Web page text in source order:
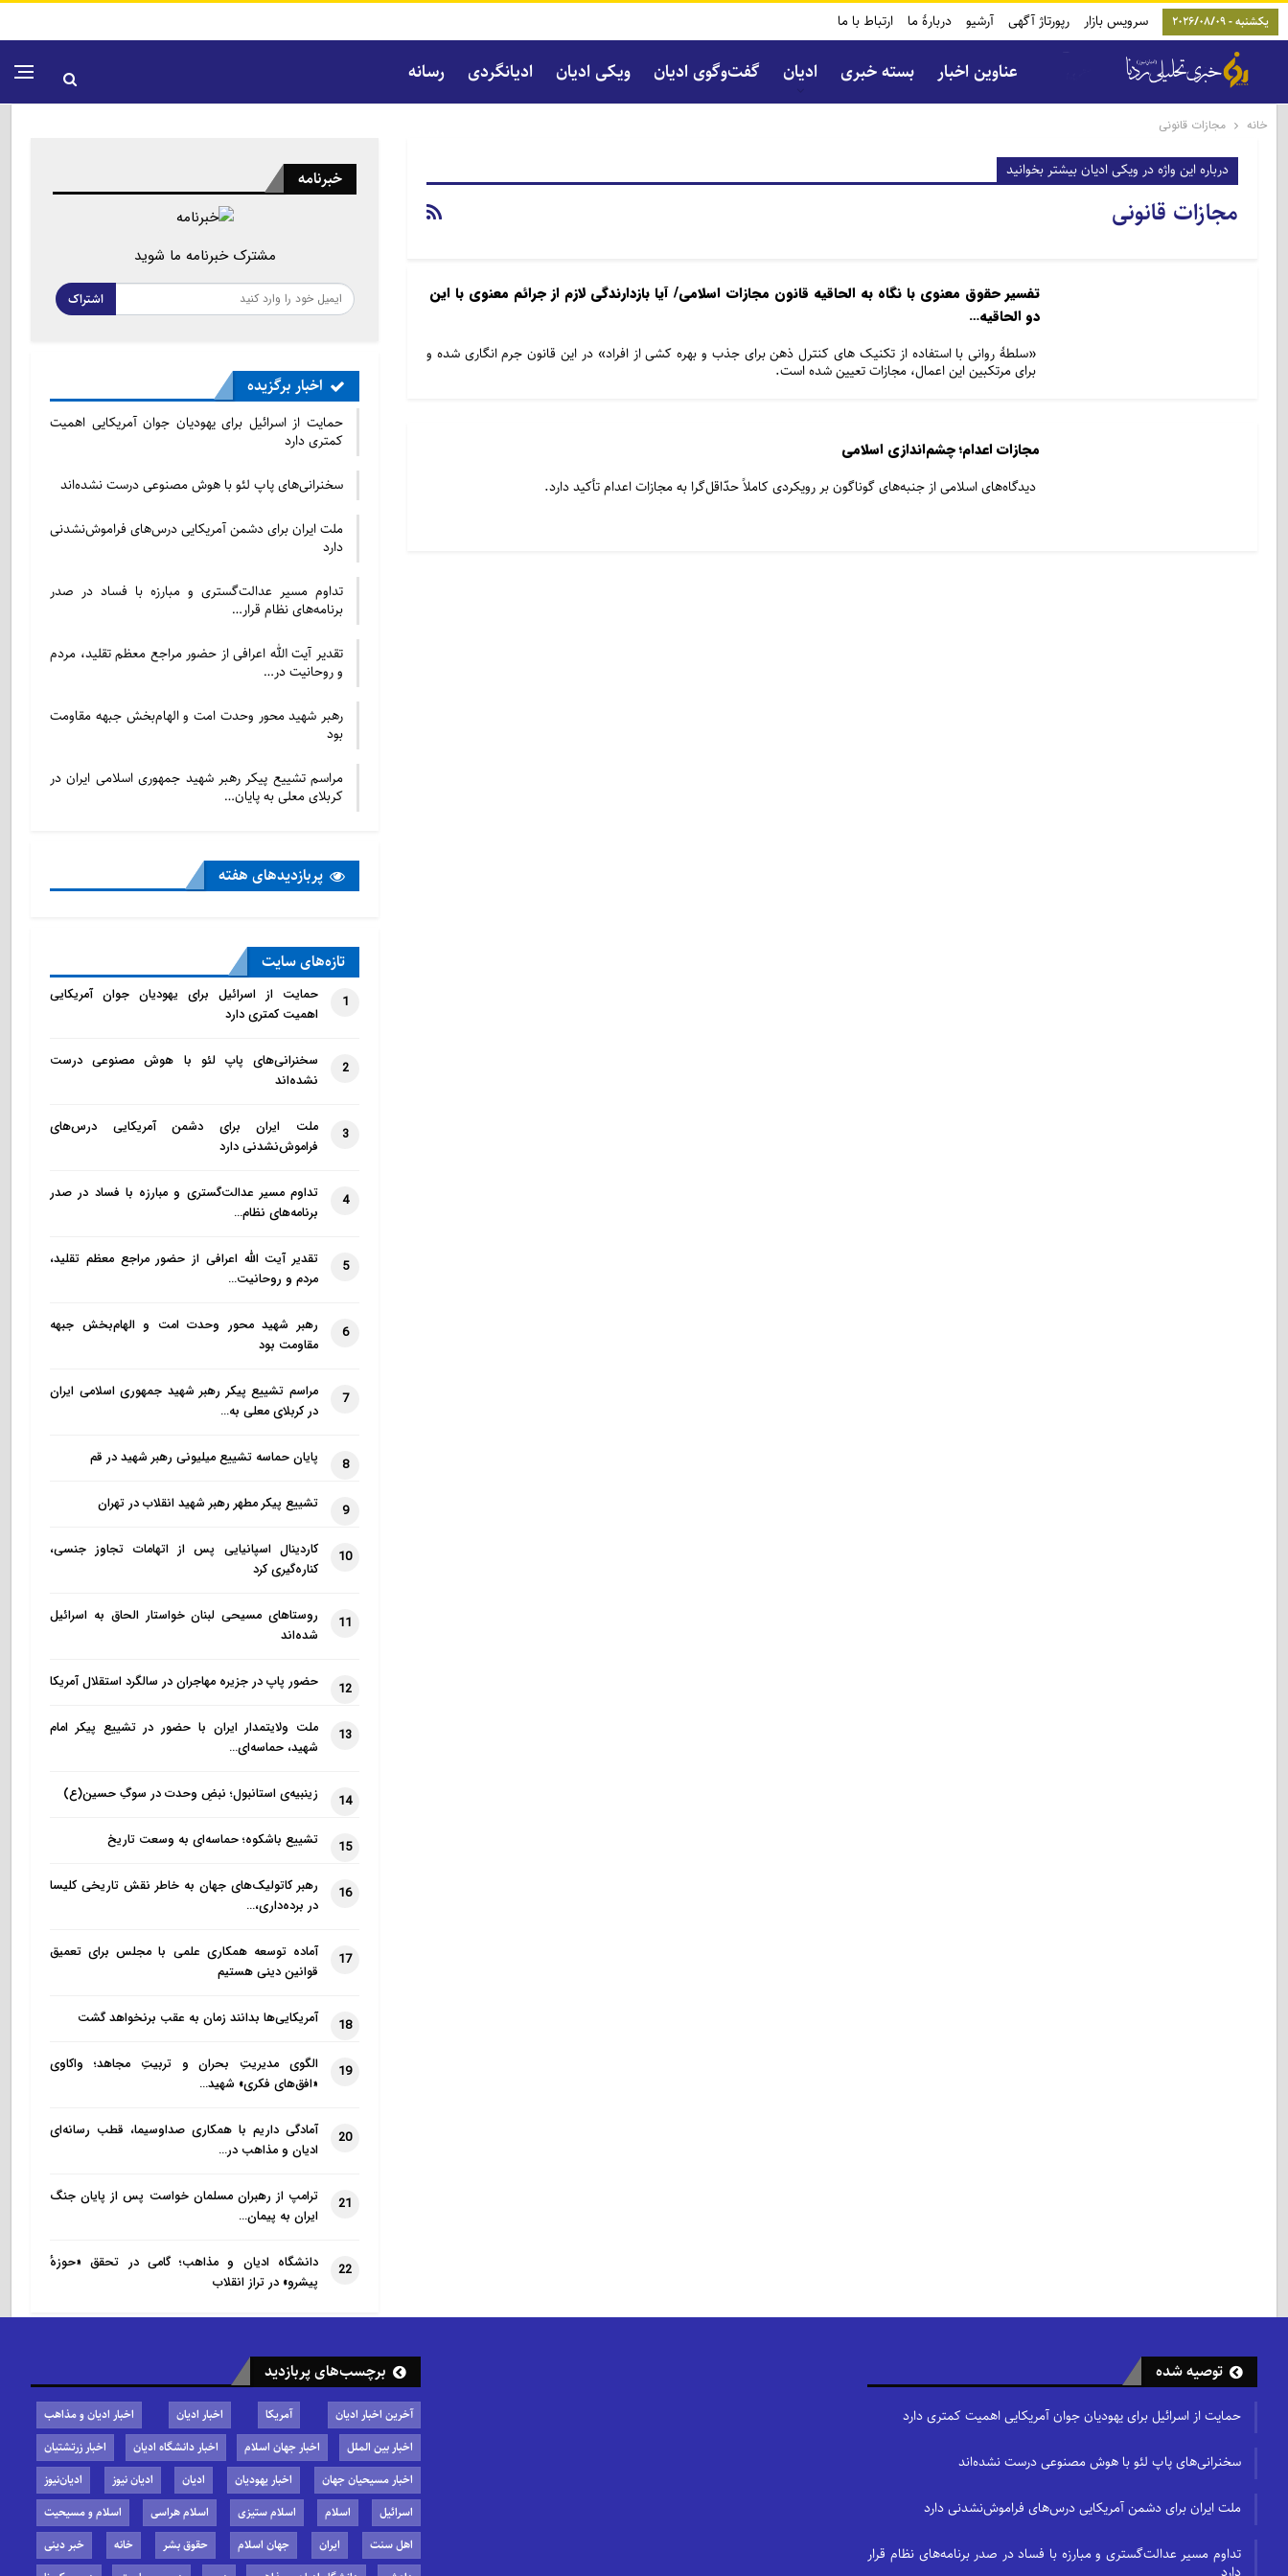
یکشنبه - 2026/08/09 سرویس بازار رپورتاژ آگهی آرشیو دربارۀ ما ارتباط با ما
عناوین اخبار بسته خبری ادیان گفت‌و‌گوی ادیان ویکی ادیان ادیانگردی رسانه
خانه مجازات قانونی
درباره این واژه در ویکی ادیان بیشتر بخوانید
مجازات قانونی
تفسیر حقوق معنوی با نگاه به الحاقیه قانون مجازات اسلامی/ آیا بازدارندگی لازم از جرائم معنوی با این
دو الحاقیه…
«سلطۀ روانی با استفاده از تکنیک‏ های کنترل ذهن برای جذب و بهره کشی از افراد» در این قانون جرم‏ انگاری شده و
برای مرتکبین این اعمال، مجازات تعیین شده است.
مجازات اعدام؛ چشم‌اندازی اسلامی
دیدگاه‌های اسلامی از جنبه‌های گوناگون بر رویکردی کاملاً حدّاقل‌گرا به مجازات اعدام تأکید دارد.
خبرنامه
مشترک خبرنامه ما شوید
اشتراک
اخبار برگزیده
حمایت از اسرائیل برای یهودیان جوان آمریکایی اهمیت
کمتری دارد
سخنرانی‌های پاپ لئو با هوش مصنوعی درست نشده‌اند
ملت ایران برای دشمن آمریکایی درس‌های فراموش‌نشدنی
دارد
تداوم مسیر عدالت‌گستری و مبارزه با فساد در صدر
برنامه‌های نظام قرار…
تقدیر آیت الله اعرافی از حضور مراجع معظم تقلید، مردم
و روحانیت در…
رهبر شهید محور وحدت امت و الهام‌بخش جبهه مقاومت
بود
مراسم تشییع پیکر رهبر شهید جمهوری اسلامی ایران در
کربلای معلی به پایان…
پربازدید‌های هفته
تازه‌‌های سایت
1
حمایت از اسرائیل برای یهودیان جوان آمریکایی
اهمیت کمتری دارد
2
سخنرانی‌های پاپ لئو با هوش مصنوعی درست
نشده‌اند
3
ملت ایران برای دشمن آمریکایی درس‌های
فراموش‌نشدنی دارد
4
تداوم مسیر عدالت‌گستری و مبارزه با فساد در صدر
برنامه‌های نظام…
5
تقدیر آیت الله اعرافی از حضور مراجع معظم تقلید،
مردم و روحانیت…
6
رهبر شهید محور وحدت امت و الهام‌بخش جبهه
مقاومت بود
7
مراسم تشییع پیکر رهبر شهید جمهوری اسلامی ایران
در کربلای معلی به…
8 پایان حماسه تشییع میلیونی رهبر شهید در قم
9 تشییع پیکر مطهر رهبر شهید انقلاب در تهران
10
کاردینال اسپانیایی پس از اتهامات تجاوز جنسی،
کناره‌گیری کرد
11
روستاهای مسیحی لبنان خواستار الحاق به اسرائیل
شده‌اند
12 حضور پاپ در جزیره مهاجران در سالگرد استقلال آمریکا
13
ملت ولایتمدار ایران با حضور در تشییع پیکر امام
شهید، حماسه‌ای…
14 زینبیه‌ی استانبول؛ نبضِ وحدت در سوگِ حسین(ع)
15 تشییع باشکوه؛ حماسه‌ای به وسعت تاریخ
16
رهبر کاتولیک‌های جهان به خاطر نقش تاریخی کلیسا
در برده‌داری،…
17
آماده توسعه همکاری علمی با مجلس برای تعمیق
قوانین دینی هستیم
18 آمریکایی‌ها بدانند زمان به عقب برنخواهد گشت
19
الگوی مدیریتِ بحران و تربیتِ مجاهد؛ واکاوی
«افق‌های فکری» شهید…
20
آمادگی داریم با همکاری صداوسیما، قطب رسانه‌ای
ادیان و مذاهب در…
21
ترامپ از رهبران مسلمان خواست پس از پایان جنگ
ایران به پیمان…
22
دانشگاه ادیان و مذاهب؛ گامی در تحقق «حوزهٔ
پیشرو» در تراز انقلاب
توصیه شده
حمایت از اسرائیل برای یهودیان جوان آمریکایی اهمیت کمتری دارد
سخنرانی‌های پاپ لئو با هوش مصنوعی درست نشده‌اند
ملت ایران برای دشمن آمریکایی درس‌های فراموش‌نشدنی دارد
تداوم مسیر عدالت‌گستری و مبارزه با فساد در صدر برنامه‌های نظام قرار
برچسب‌های پربازدید
آخرین اخبار ادیان آمریکا اخبار ادیان
اخبار ادیان و مذاهب
اخبار بین الملل
اخبار جهان اسلام اخبار دانشگاه ادیان
اخبار زرتشتیان
اخبار مسیحیان جهان
اخبار یهودیان ادیان ادیان نیوز
ادیان‌نیوز
اسرائیل
اسلام اسلام ستیزی اسلام هراسی
اسلام و مسیحیت
اهل سنت
ایران جهان اسلام حقوق بشر خانه
خبر دینی